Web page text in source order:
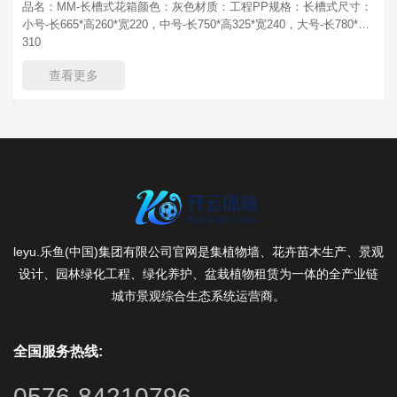
品名：MM-长槽式花箱颜色：灰色材质：工程PP规格：长槽式尺寸：
小号-长665*高260*宽220，中号-长750*高325*宽240，大号-长780*高
310
查看更多
leyu.乐鱼(中国)集团有限公司官网是集植物墙、花卉苗木生产、景观
设计、园林绿化工程、绿化养护、盆栽植物租赁为一体的全产业链
城市景观综合生态系统运营商。
全国服务热线: